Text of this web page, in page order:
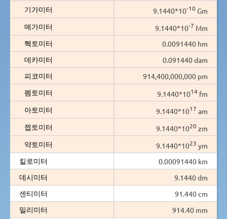
기가미터
9.1440*10-10 Gm
메가미터
9.1440*10-7 Mm
헥토미터
0.0091440 hm
데카미터
0.091440 dam
피코미터
914,400,000,000 pm
펨토미터
9.1440*1014 fm
아토미터
9.1440*1017 am
젭토미터
9.1440*1020 zm
약토미터
9.1440*1023 ym
킬로미터
0.00091440 km
데시미터
9.1440 dm
센티미터
91.440 cm
밀리미터
914.40 mm